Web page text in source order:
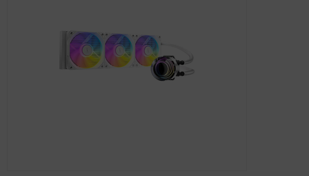
de la pantalla